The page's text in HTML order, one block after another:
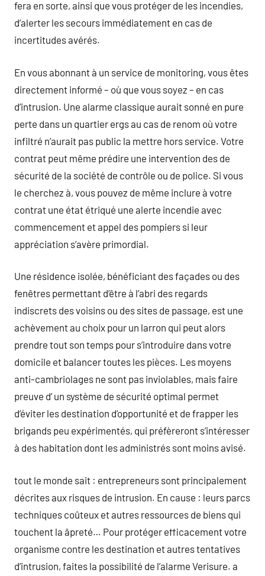
fera en sorte, ainsi que vous protéger de les incendies,
d’alerter les secours immédiatement en cas de
incertitudes avérés.
En vous abonnant à un service de monitoring, vous êtes
directement informé – où que vous soyez – en cas
d’intrusion. Une alarme classique aurait sonné en pure
perte dans un quartier ergs au cas de renom où votre
infiltré n’aurait pas public la mettre hors service. Votre
contrat peut même prédire une intervention des de
sécurité de la société de contrôle ou de police. Si vous
le cherchez à, vous pouvez de même inclure à votre
contrat une état étriqué une alerte incendie avec
commencement et appel des pompiers si leur
appréciation s’avère primordial.
Une résidence isolée, bénéficiant des façades ou des
fenêtres permettant d’être à l’abri des regards
indiscrets des voisins ou des sites de passage, est une
achèvement au choix pour un larron qui peut alors
prendre tout son temps pour s’introduire dans votre
domicile et balancer toutes les pièces. Les moyens
anti-cambriolages ne sont pas inviolables, mais faire
preuve d’ un système de sécurité optimal permet
d’éviter les destination d’opportunité et de frapper les
brigands peu expérimentés, qui préfèreront s’intéresser
à des habitation dont les administrés sont moins avisé.
tout le monde sait : entrepreneurs sont principalement
décrites aux risques de intrusion. En cause : leurs parcs
techniques coûteux et autres ressources de biens qui
touchent la âpreté… Pour protéger efficacement votre
organisme contre les destination et autres tentatives
d’intrusion, faites la possibilité de l’alarme Verisure. a